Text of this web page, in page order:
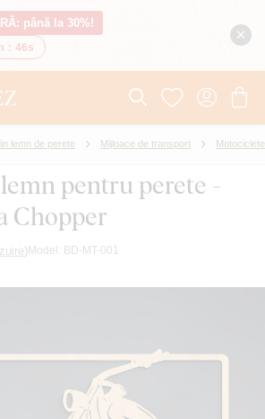
până la 30%!
: 45s
lemn de perete Mijloace de transport Motociclete
pentru perete -
Chopper
) Model: BD-MT-001